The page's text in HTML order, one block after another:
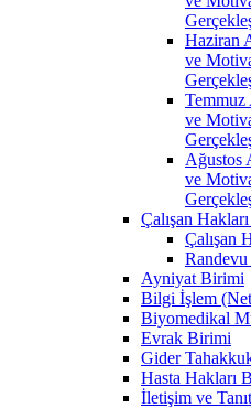
Haziran
ve
Temmuz
ve
Ağustos
ve
Çalışan
Çalışan
Ayniyat Birimi
Bilgi İşlem
Biyomedikal
Evrak Birimi
Gider
Hasta Hakları
İletişim ve